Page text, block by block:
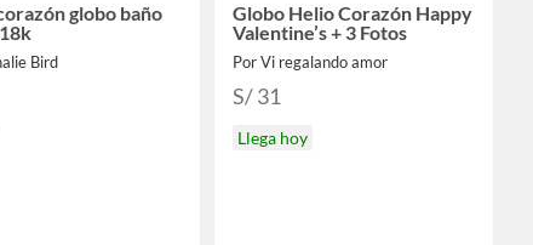
globo baño
Bird
Globo Helio Corazón Happy
Valentine’s + 3 Fotos
Por Vi regalando amor
S/ 31
Llega hoy